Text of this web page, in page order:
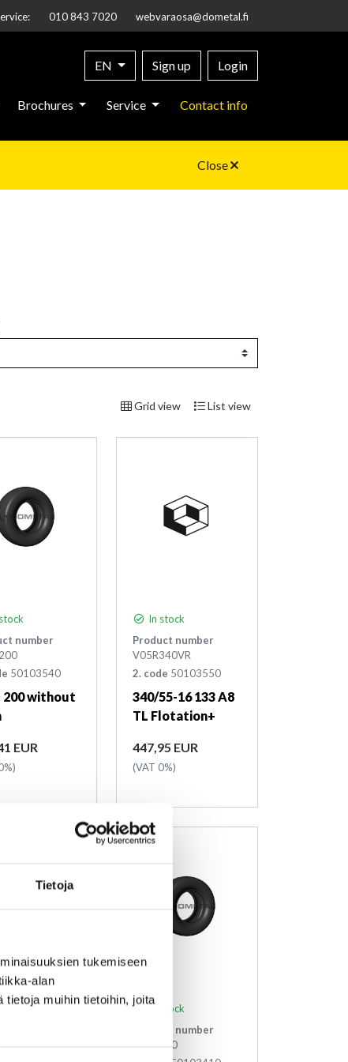
Tietoja
tukemiseen
alan
tietoja muihin tietoihin, joita
010 843 7020 webvaraosa@dometal.fi
EN Sign up Login
Brochures Service Contact info
Close
Grid view List view
number
50103540
200 without
EUR
In stock
Product number
V05R340VR
2. code 50103550
340/55-16 133 A8
TL Flotation+
Price
447,95 EUR
(VAT 0%)
In stock
Product number
V05R250